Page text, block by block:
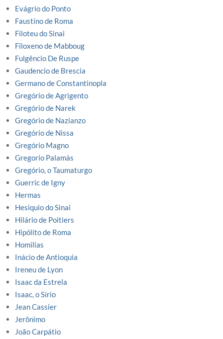
Evágrio do Ponto
Faustino de Roma
Filoteu do Sinai
Filoxeno de Mabboug
Fulgêncio De Ruspe
Gaudencio de Brescia
Germano de Constantinopla
Gregório de Agrigento
Gregório de Narek
Gregório de Nazianzo
Gregório de Nissa
Gregório Magno
Gregorio Palamàs
Gregório, o Taumaturgo
Guerric de Igny
Hermas
Hesiquio do Sinai
Hilário de Poitiers
Hipólito de Roma
Homilias
Inácio de Antioquia
Ireneu de Lyon
Isaac da Estrela
Isaac, o Sírio
Jean Cassier
Jerônimo
João Carpátio